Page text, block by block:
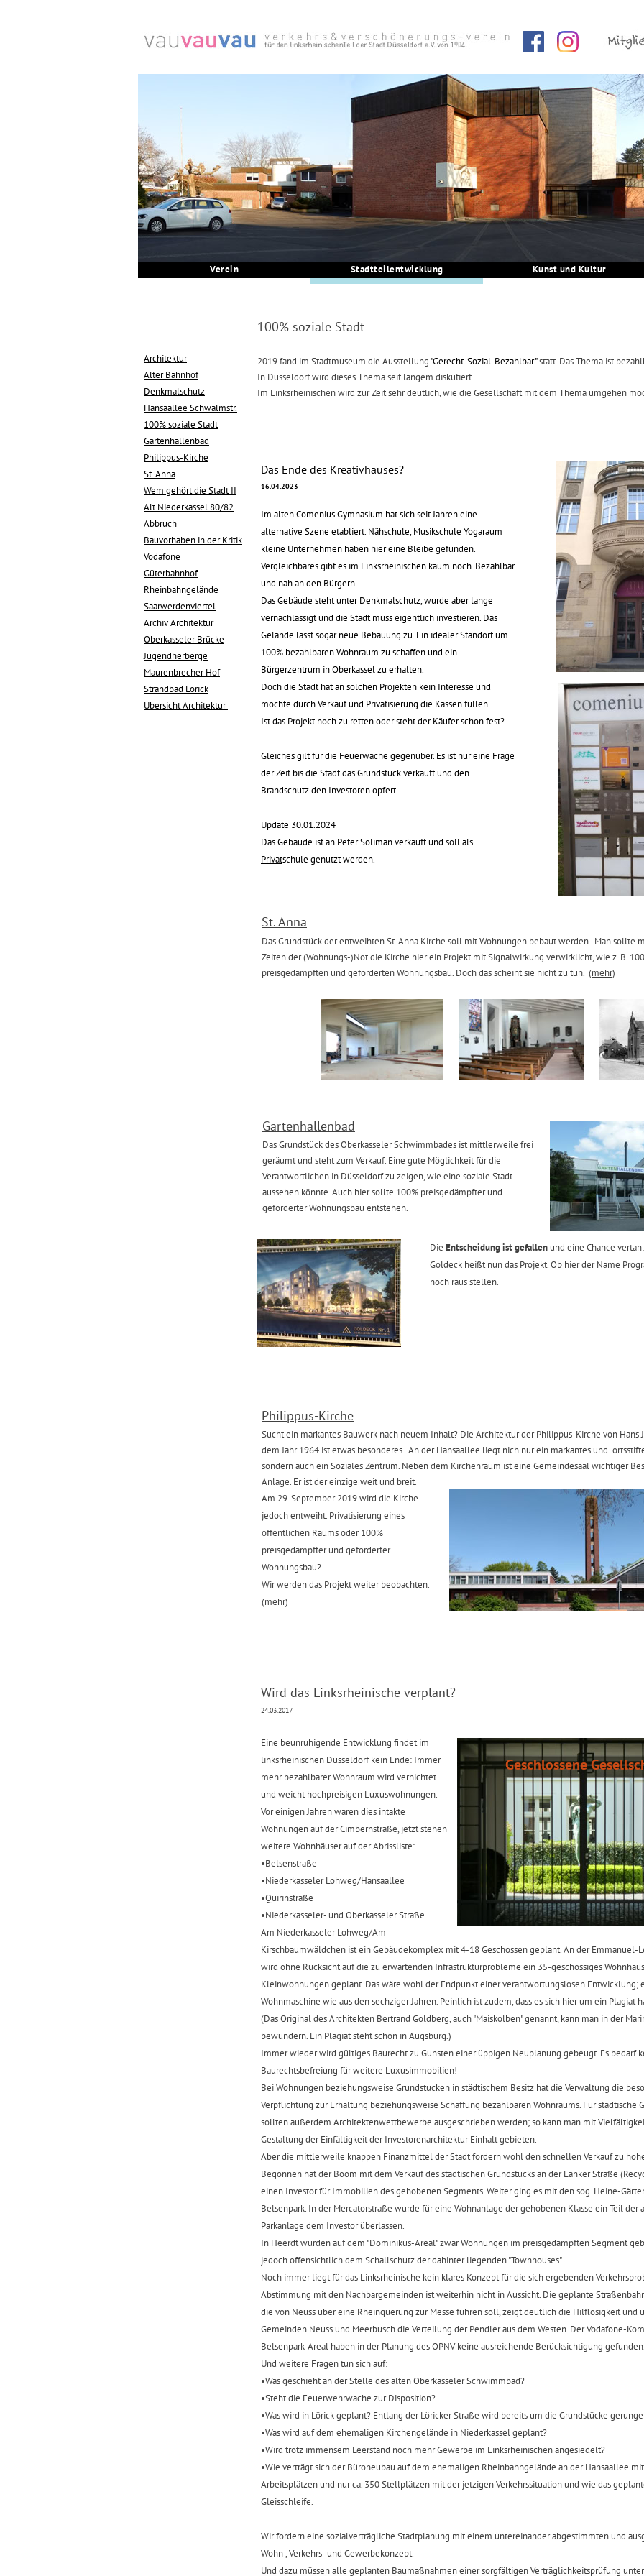
Verein Stadtteilentwicklung Kunst und Kultur
Architektur
Alter Bahnhof
Denkmalschutz
Hansaallee Schwalmstr.
100% soziale Stadt
Gartenhallenbad
Philippus-Kirche
St. Anna
Wem gehört die Stadt II
Alt Niederkassel 80/82
Abbruch
Bauvorhaben in der Kritik
Vodafone
Güterbahnhof
Rheinbahngelände
Saarwerdenviertel
Archiv Architektur
Oberkasseler Brücke
Jugendherberge
Maurenbrecher Hof
Strandbad Lörick
Übersicht Architektur
100% soziale Stadt
2019 fand im Stadtmuseum die Ausstellung "Gerecht. Sozial. Bezahlbar."statt. Das Thema ist
In Düsseldorf wird dieses Thema seit langem diskutiert.
Im Linksrheinischen wird zur Zeit sehr deutlich, wie die Gesellschaft mit dem Thema umgehen
Das Ende des Kreativhauses?
16.04.2023
Im alten Comenius Gymnasium hat sich seit Jahren eine
alternative Szene etabliert. Nähschule, Musikschule Yogaraum
kleine Unternehmen haben hier eine Bleibe gefunden.
Vergleichbares gibt es im Linksrheinischen kaum noch. Bezahlbar
und nah an den Bürgern.
Das Gebäude steht unter Denkmalschutz, wurde aber lange
vernachlässigt und die Stadt muss eigentlich investieren. Das
Gelände lässt sogar neue Bebauung zu. Ein idealer Standort um
100% bezahlbaren Wohnraum zu schaffen und ein
Bürgerzentrum in Oberkassel zu erhalten.
Doch die Stadt hat an solchen Projekten kein Interesse und
möchte durch Verkauf und Privatisierung die Kassen füllen.
Ist das Projekt noch zu retten oder steht der Käufer schon fest?
Gleiches gilt für die Feuerwache gegenüber. Es ist nur eine Frage
der Zeit bis die Stadt das Grundstück verkauft und den
Brandschutz den Investoren opfert.
Update 30.01.2024
Das Gebäude ist an Peter Soliman verkauft und soll als
Privatschule genutzt werden.
‍St. Anna
‍Das Grundstück der entweihten St. Anna Kirche soll mit Wohnungen bebaut werden. Man sollte
Zeiten der (Wohnungs-)Not die Kirche hier ein Projekt mit Signalwirkung verwirklicht, wie z. B.
preisgedämpften und geförderten Wohnungsbau. Doch das scheint sie nicht zu tun. (mehr)
‍Gartenhallenbad
‍Das Grundstück des Oberkasseler Schwimmbades ist mittlerweile frei
geräumt und steht zum Verkauf. Eine gute Möglichkeit für die
Verantwortlichen in Düsseldorf zu zeigen, wie eine soziale Stadt
aussehen könnte. Auch hier sollte 100% preisgedämpfter und
geförderter Wohnungsbau entstehen.
Die Entscheidung ist gefallen und eine Chance vertan:
Goldeck heißt nun das Projekt. Ob hier der Name
noch raus stellen.
‍Philippus-Kirche
‍Sucht ein markantes Bauwerk nach neuem Inhalt? Die Architektur der Philippus-Kirche von Hans
dem Jahr 1964 ist etwas besonderes. An der Hansaallee liegt nich nur ein markantes und
sondern auch ein Soziales Zentrum. Neben dem Kirchenraum ist eine Gemeindesaal wichtiger
Anlage. Er ist der einzige weit und breit.
‍Am 29. September 2019 wird die Kirche
jedoch entweiht. Privatisierung eines
öffentlichen Raums oder 100%
preisgedämpfter und geförderter
Wohnungsbau?
‍Wir werden das Projekt weiter beobachten.
‍(mehr)
‍Wird das Linksrheinische verplant?
‍24.03.2017
‍Eine beunruhigende Entwicklung findet im
linksrheinischen Dusseldorf kein Ende: Immer
mehr bezahlbarer Wohnraum wird vernichtet
und weicht hochpreisigen Luxuswohnungen.
Vor einigen Jahren waren dies intakte
Wohnungen auf der Cimbernstraße, jetzt stehen
weitere Wohnhäuser auf der Abrissliste:
‍•Belsenstraße
‍•Niederkasseler Lohweg/Hansaallee
‍•Quirinstraße
‍•Niederkasseler- und Oberkasseler Straße
‍Am Niederkasseler Lohweg/Am
Kirschbaumwäldchen ist ein Gebäudekomplex mit 4-18 Geschossen geplant. An der Emmanuel-
wird ohne Rücksicht auf die zu erwartenden Infrastrukturprobleme ein 35-geschossiges
Kleinwohnungen geplant. Das wäre wohl der Endpunkt einer verantwortungslosen Entwicklung;
Wohnmaschine wie aus den sechziger Jahren. Peinlich ist zudem, dass es sich hier um ein Plagiat
‍(Das Original des Architekten Bertrand Goldberg, auch "Maiskolben" genannt, kann man in der
bewundern. Ein Plagiat steht schon in Augsburg.)
‍Immer wieder wird gültiges Baurecht zu Gunsten einer üppigen Neuplanung gebeugt. Es bedarf
Baurechtsbefreiung für weitere Luxusimmobilien!
‍Bei Wohnungen beziehungsweise Grundstucken in städtischem Besitz hat die Verwaltung die
Verpflichtung zur Erhaltung beziehungsweise Schaffung bezahlbaren Wohnraums. Für städtische
sollten außerdem Architektenwettbewerbe ausgeschrieben werden; so kann man mit
Gestaltung der Einfältigkeit der Investorenarchitektur Einhalt gebieten.
‍Aber die mittlerweile knappen Finanzmittel der Stadt fordern wohl den schnellen Verkauf zu
‍Begonnen hat der Boom mit dem Verkauf des städtischen Grundstücks an der Lanker Straße
einen Investor für Immobilien des gehobenen Segments. Weiter ging es mit den sog. Heine-
‍Belsenpark. In der Mercatorstraße wurde für eine Wohnanlage der gehobenen Klasse ein Teil der
Parkanlage dem Investor überlassen.
‍In Heerdt wurden auf dem "Dominikus-Areal" zwar Wohnungen im preisgedampften Segment
jedoch offensichtlich dem Schallschutz der dahinter liegenden "Townhouses".
‍Noch immer liegt für das Linksrheinische kein klares Konzept für die sich ergebenden
Abstimmung mit den Nachbargemeinden ist weiterhin nicht in Aussicht. Die geplante
die von Neuss über eine Rheinquerung zur Messe führen soll, zeigt deutlich die Hilflosigkeit und
Gemeinden Neuss und Meerbusch die Verteilung der Pendler aus dem Westen. Der Vodafone-
Belsenpark-Areal haben in der Planung des ÖPNV keine ausreichende Berücksichtigung
‍Und weitere Fragen tun sich auf:
‍•Was geschieht an der Stelle des alten Oberkasseler Schwimmbad?
‍•Steht die Feuerwehrwache zur Disposition?
‍•Was wird in Lörick geplant? Entlang der Löricker Straße wird bereits um die Grundstücke
‍•Was wird auf dem ehemaligen Kirchengelände in Niederkassel geplant?
‍•Wird trotz immensem Leerstand noch mehr Gewerbe im Linksrheinischen angesiedelt?
‍•Wie verträgt sich der Büroneubau auf dem ehemaligen Rheinbahngelände an der Hansaallee
Arbeitsplätzen und nur ca. 350 Stellplätzen mit der jetzigen Verkehrssituation und wie das
Gleisschleife.
‍Wir fordern eine sozialverträgliche Stadtplanung mit einem untereinander abgestimmten und
Wohn-, Verkehrs- und Gewerbekonzept.
‍Und dazu müssen alle geplanten Baumaßnahmen einer sorgfältigen Verträglichkeitsprüfung
Geschlossene